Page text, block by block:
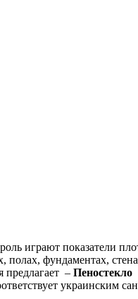
играют показатели
полах, фундаментах,
предлагает – Пеностекло
украинским